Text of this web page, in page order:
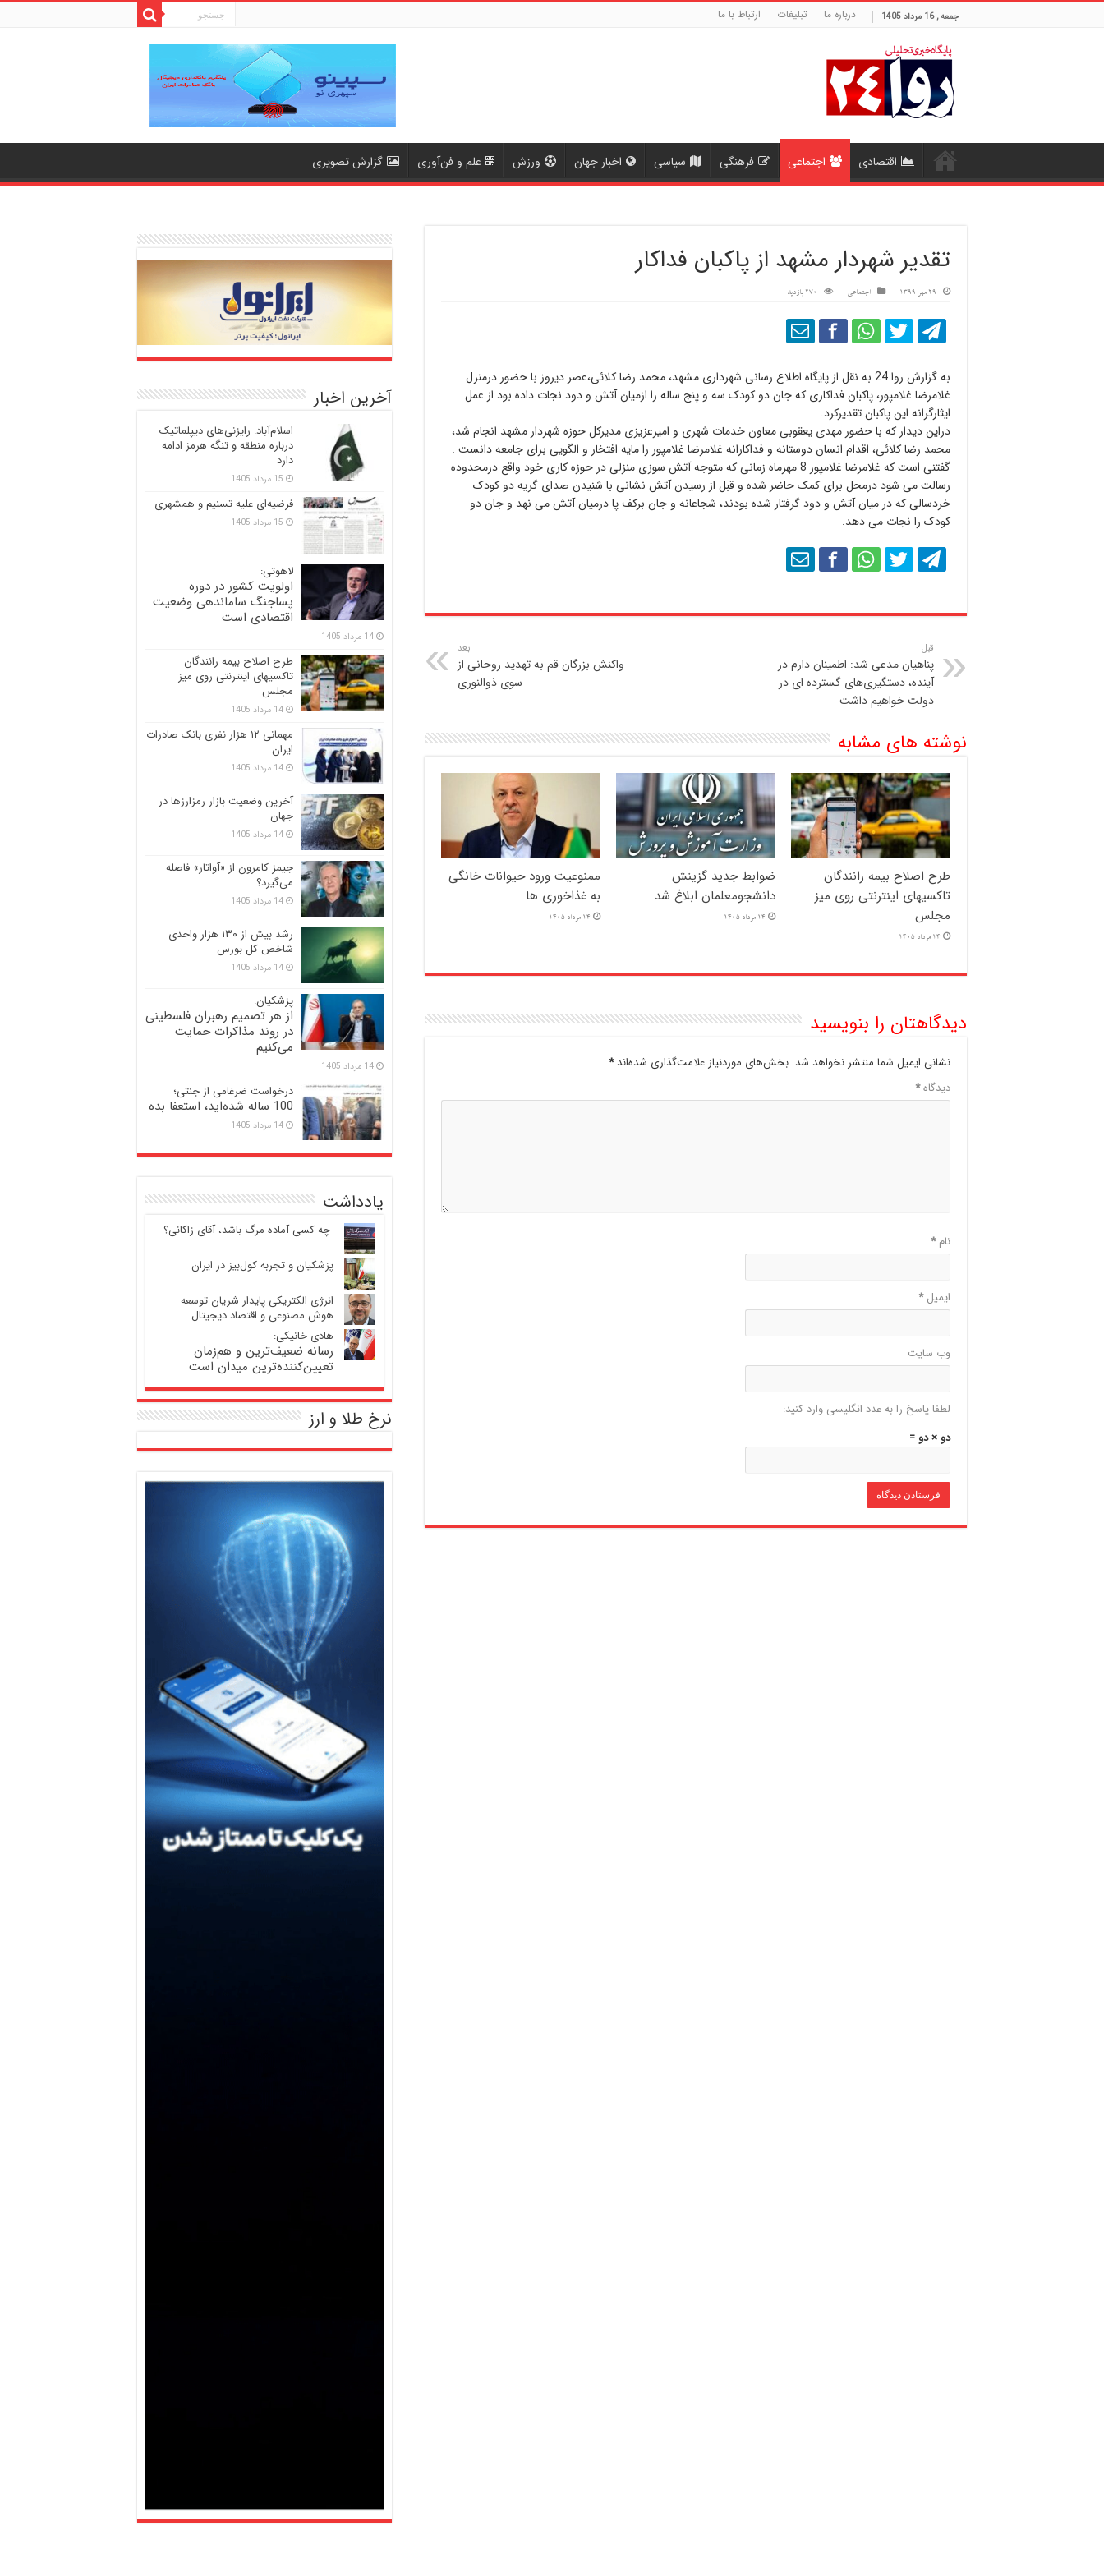
جمعه , 16 مرداد 1405 درباره ما تبلیغات ارتباط با ما
اقتصادی اجتماعی فرهنگی سیاسی اخبار جهان ورزش علم و فن‌آوری گزارش تصویری
تقدیر شهردار مشهد از پاکبان فداکار
29 مهر 1399 اجتماعی 270 بازدید
به گزارش روا 24 به نقل از پایگاه اطلاع رسانی شهرداری مشهد، محمد رضا کلائی،عصر دیروز با حضور درمنزل
غلامرضا غلامپور، پاکبان فداکاری که جان دو کودک سه و پنج ساله را ازمیان آتش و دود نجات داده بود از عمل
ایثارگرانه این پاکبان تقدیرکرد.
دراین دیدار که با حضور مهدی یعقوبی معاون خدمات شهری و امیرعزیزی مدیرکل حوزه شهردار مشهد انجام شد،
محمد رضا کلائی، اقدام انسان دوستانه و فداکارانه غلامرضا غلامپور را مایه افتخار و الگویی برای جامعه دانست .
گفتنی است که غلامرضا غلامپور 8 مهرماه زمانی که متوجه آتش سوزی منزلی در حوزه کاری خود واقع درمحدوده
رسالت می شود درمحل برای کمک حاضر شده و قبل از رسیدن آتش نشانی با شنیدن صدای گریه دو کودک
خردسالی که در میان آتش و دود گرفتار شده بودند، شجاعانه و جان برکف پا درمیان آتش می نهد و جان دو
کودک را نجات می دهد.
قبل
پناهیان مدعی شد: اطمینان دارم در
آینده، دستگیری‌های گسترده ای در
دولت خواهیم داشت
بعد
واکنش بزرگان قم به تهدید روحانی از
سوی ذوالنوری
نوشته های مشابه
طرح اصلاح بیمه رانندگان
تاکسیهای اینترنتی روی میز
مجلس
14 مرداد 1405
ضوابط جدید گزینش
دانشجومعلمان ابلاغ شد
14 مرداد 1405
ممنوعیت ورود حیوانات خانگی
به غذاخوری ها
14 مرداد 1405
دیدگاهتان را بنویسید
نشانی ایمیل شما منتشر نخواهد شد. بخش‌های موردنیاز علامت‌گذاری شده‌اند*
دیدگاه*
نام*
ایمیل*
وب‌ سایت
لطفا پاسخ را به عدد انگلیسی وارد کنید:
دو × دو =
آخرین اخبار
اسلام‌آباد: رایزنی‌های دیپلماتیک
درباره منطقه و تنگه هرمز ادامه
دارد
15 مرداد 1405
فرضیه‌ای علیه تسنیم و همشهری
15 مرداد 1405
لاهوتی:
اولویت کشور در دوره
پساجنگ ساماندهی وضعیت
اقتصادی است
14 مرداد 1405
طرح اصلاح بیمه رانندگان
تاکسیهای اینترنتی روی میز
مجلس
14 مرداد 1405
مهمانی ۱۲ هزار نفری بانک صادرات
ایران
14 مرداد 1405
آخرین وضعیت بازار رمزارزها در
جهان
14 مرداد 1405
جیمز کامرون از «آواتار» فاصله
می‌گیرد؟
14 مرداد 1405
رشد بیش از ۱۳۰ هزار واحدی
شاخص کل بورس
14 مرداد 1405
پزشکیان:
از هر تصمیم رهبران فلسطینی
در روند مذاکرات حمایت
می‌کنیم
14 مرداد 1405
درخواست ضرغامی از جنتی؛
100 ساله شده‌اید، استعفا بده
14 مرداد 1405
یادداشت
‍ چه کسی آماده مرگ باشد، آقای زاکانی؟
پزشکیان و تجربه کول‌بیز در ایران
انرژی الکتریکی پایدار شریان توسعه
هوش مصنوعی و اقتصاد دیجیتال
هادی خانیکی:
رسانه ضعیف‌ترین و هم‌زمان
تعیین‌کننده‌ترین میدان است
نرخ طلا و ارز